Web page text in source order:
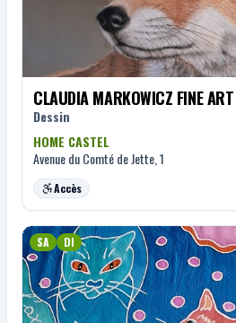
CLAUDIA MARKOWICZ FINE ART
Dessin
HOME CASTEL
Avenue du Comté de Jette, 1
Accès
SA DI